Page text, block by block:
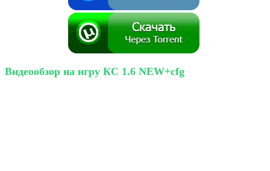
Видеообзор на игру КС 1.6 NEW+cfg